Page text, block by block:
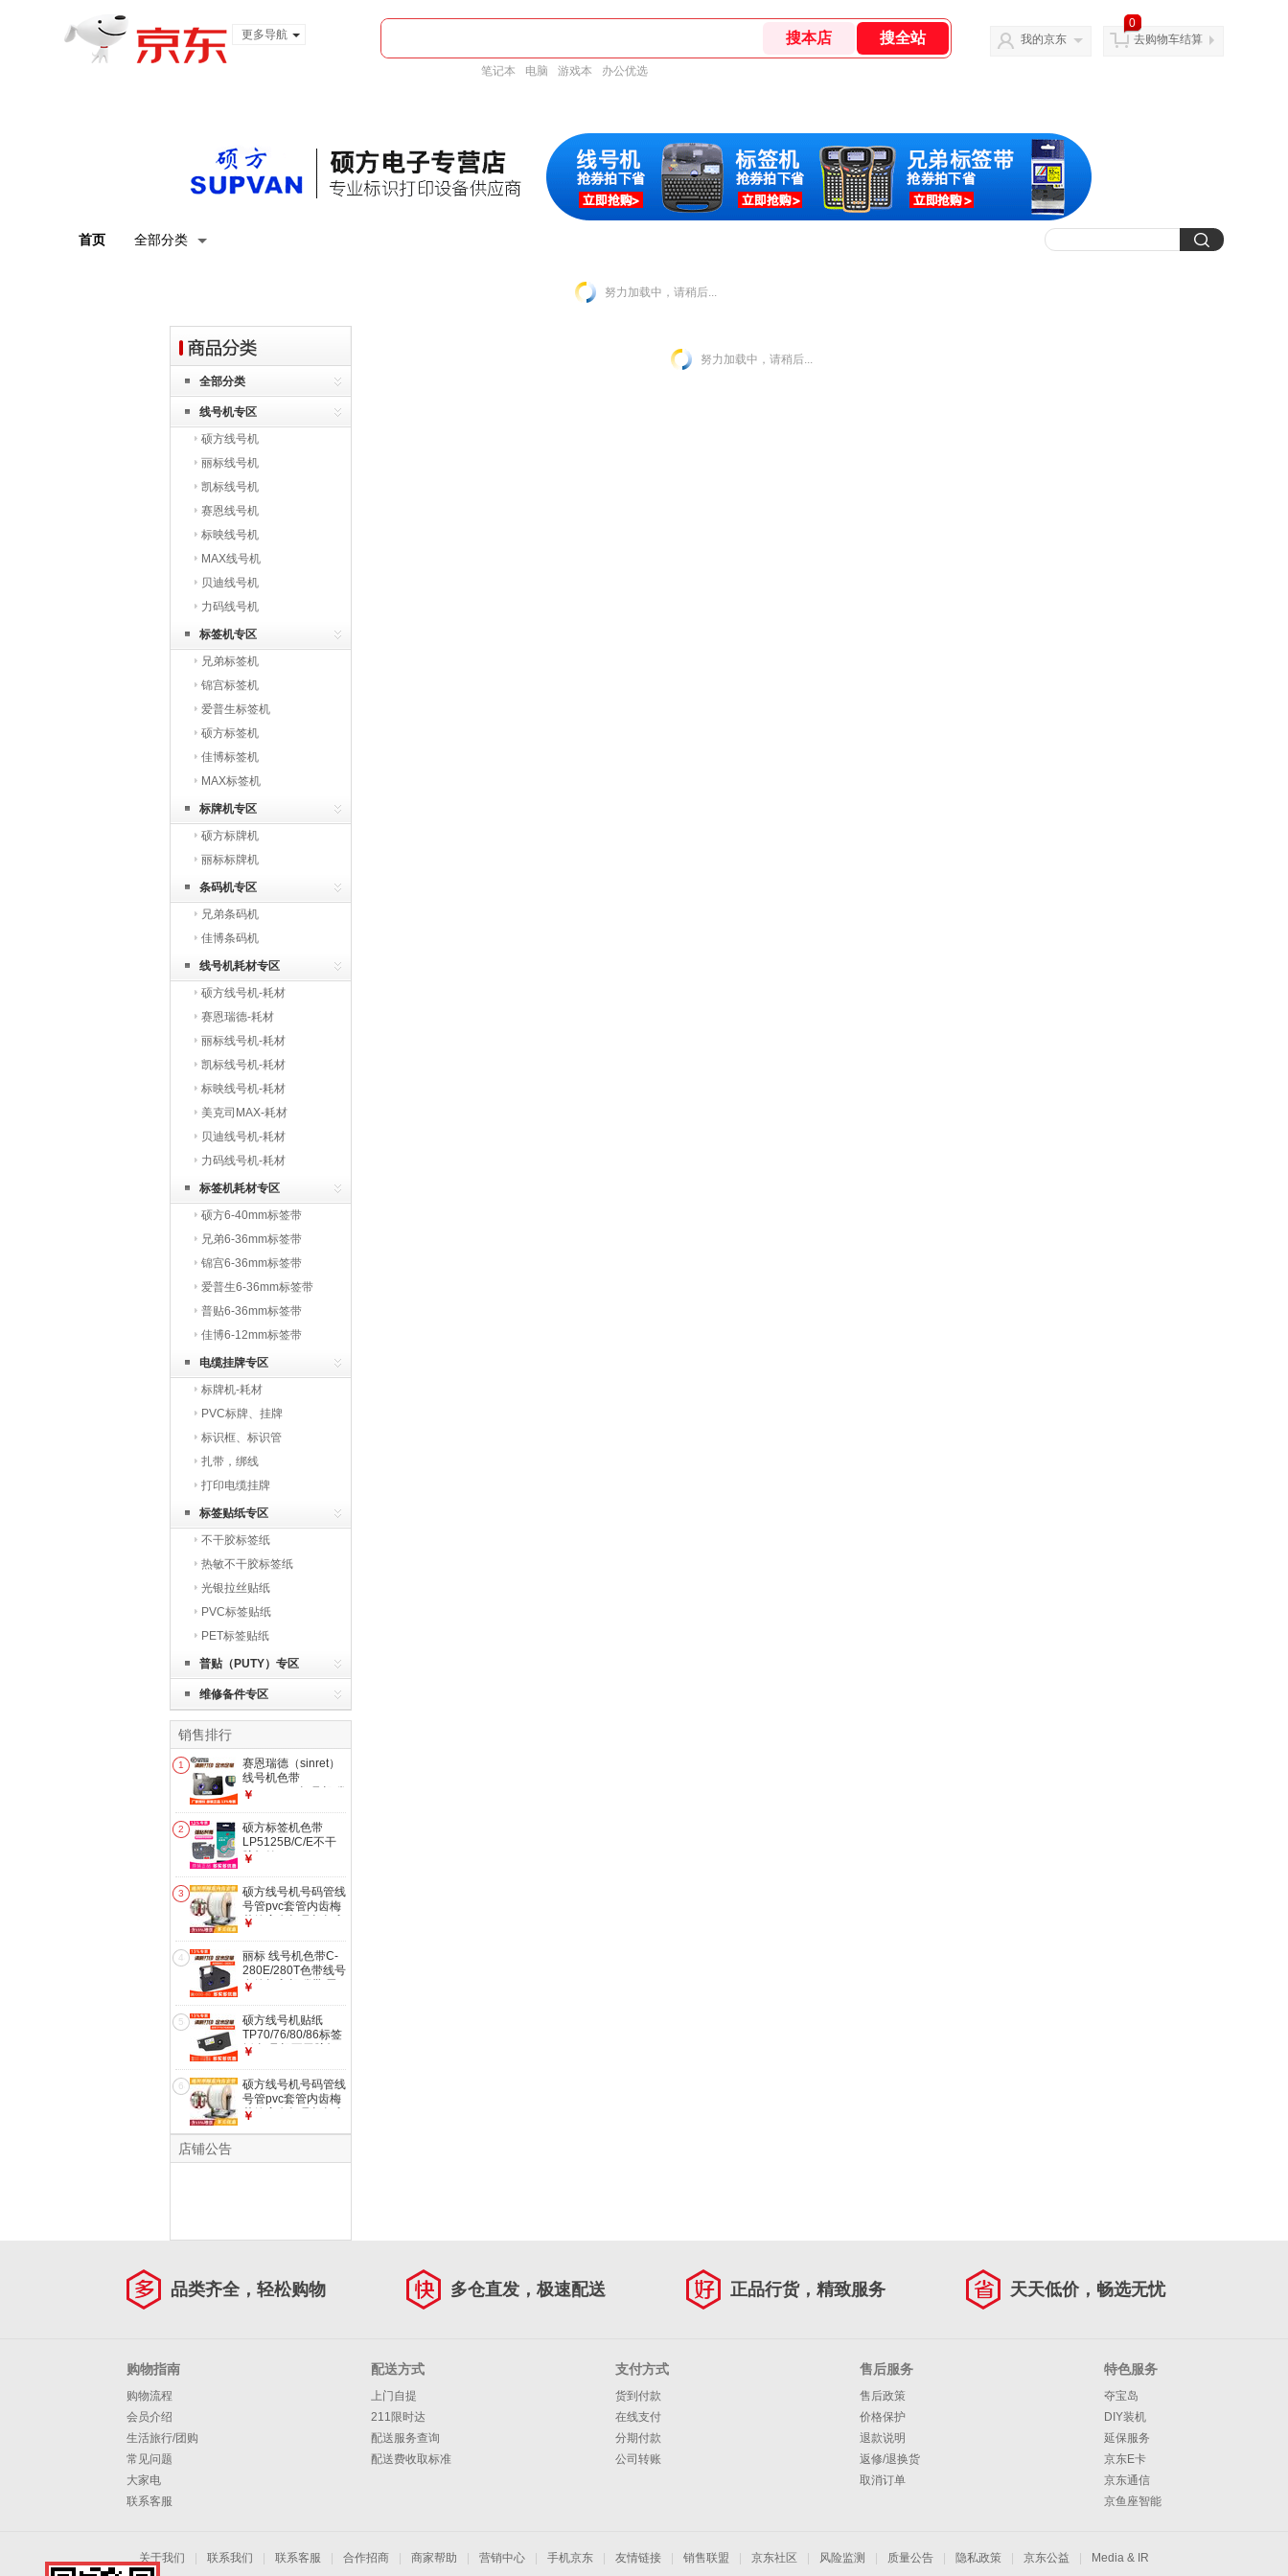
更多导航
笔记本 电脑 游戏本 办公优选
我的京东
0
去购物车结算
首页 全部分类
努力加载中，请稍后...
全部分类
线号机专区
硕方线号机
丽标线号机
凯标线号机
赛恩线号机
标映线号机
MAX线号机
贝迪线号机
力码线号机
标签机专区
兄弟标签机
锦宫标签机
爱普生标签机
硕方标签机
佳博标签机
MAX标签机
标牌机专区
硕方标牌机
丽标标牌机
条码机专区
兄弟条码机
佳博条码机
线号机耗材专区
硕方线号机-耗材
赛恩瑞德-耗材
丽标线号机-耗材
凯标线号机-耗材
标映线号机-耗材
美克司MAX-耗材
贝迪线号机-耗材
力码线号机-耗材
标签机耗材专区
硕方6-40mm标签带
兄弟6-36mm标签带
锦宫6-36mm标签带
爱普生6-36mm标签带
普贴6-36mm标签带
佳博6-12mm标签带
电缆挂牌专区
标牌机-耗材
PVC标牌、挂牌
标识框、标识管
扎带，绑线
打印电缆挂牌
标签贴纸专区
不干胶标签纸
热敏不干胶标签纸
光银拉丝贴纸
PVC标签贴纸
PET标签贴纸
普贴（PUTY）专区
维修备件专区
销售排行
1
赛恩瑞德（sinret）
线号机色带
T800\T900打号机碳
T800/T900黑色-
TR80B+芯片
￥
2
硕方标签机色带
LP5125B/C/E不干
胶标签
签贴纸L-231白底黑
字 黄底黑字 宽度
12mm
￥
3
硕方线号机号码管线
号管pvc套管内齿梅
花管亮白打号机打印
平方 2.5平方
￥
4
丽标 线号机色带C-
280E/280T色带线号
套管打印机碳带/黑
色带LB-280BK
￥
5
硕方线号机贴纸
TP70/76/80/86标签
纸 打号机不干胶标
￥
6
硕方线号机号码管线
号管pvc套管内齿梅
花管亮白打号机打印
￥
店铺公告
努力加载中，请稍后...
品类齐全，轻松购物 多仓直发，极速配送 正品行货，精致服务 天天低价，畅选无忧
购物指南
购物流程
会员介绍
生活旅行/团购
常见问题
大家电
联系客服
配送方式
上门自提
211限时达
配送服务查询
配送费收取标准
支付方式
货到付款
在线支付
分期付款
公司转账
售后服务
售后政策
价格保护
退款说明
返修/退换货
取消订单
特色服务
夺宝岛
DIY装机
延保服务
京东E卡
京东通信
京鱼座智能
关于我们 联系我们 联系客服 合作招商 商家帮助 营销中心 手机京东 友情链接 销售联盟 京东社区 风险监测 质量公告 隐私政策 京东公益 Media & IR